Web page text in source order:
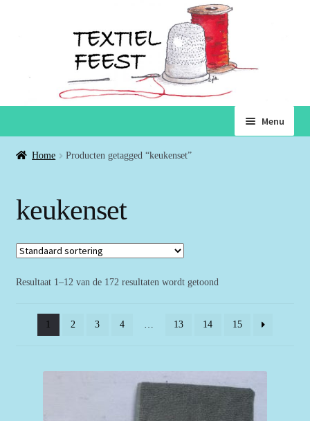
naar
de
Menu
HomeHome Producten getagged “keukenset”
keukenset
Resultaat 1–12 van de 172 resultaten wordt getoond
1 2 3 4 … 13 14 15